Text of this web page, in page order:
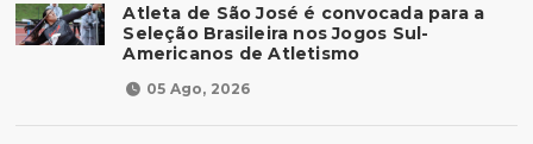
Atleta de São José é convocada para a
Seleção Brasileira nos Jogos Sul-
Americanos de Atletismo
05 Ago, 2026